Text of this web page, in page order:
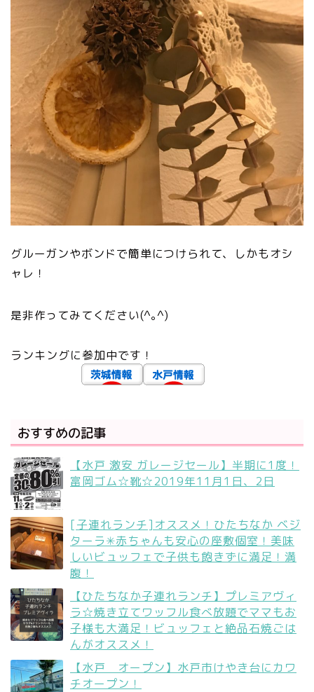
グルーガンやボンドで簡単につけられて、しかもオシ
ャレ！
是非作ってみてください(^｡^)
ランキングに参加中です！
おすすめの記事
【水戸 激安 ガレージセール】半期に1度！
富岡ゴム☆靴☆2019年11月1日、2日
[子連れランチ]オススメ！ひたちなか ベジ
ターラ✳︎赤ちゃんも安心の座敷個室！美味
しいビュッフェで子供も飽きずに満足！満
腹！
【ひたちなか子連れランチ】プレミアヴィ
ラ☆焼き立てワッフル食べ放題でママもお
子様も大満足！ビュッフェと絶品石焼ごは
んがオススメ！
【水戸 オープン】水戸市けやき台にカワ
チオープン！